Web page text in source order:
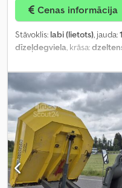
Cenas informācija
Stāvoklis: labi (lietots), jauda:
dīzeļdegviela, krāsa: